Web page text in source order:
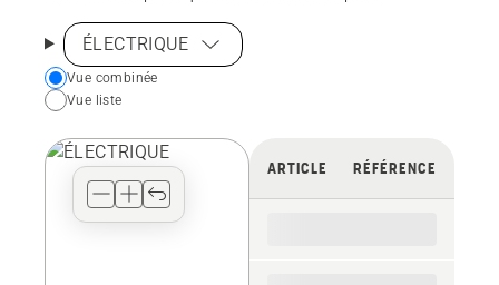
ÉLECTRIQUE
Choose
your
view
Vue combinée
Vue liste
ARTICLE RÉFÉRENCE